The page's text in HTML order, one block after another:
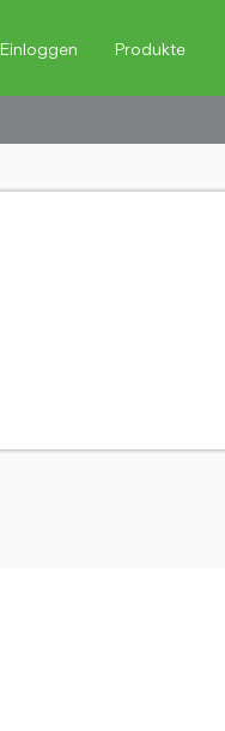
Einloggen Produkte